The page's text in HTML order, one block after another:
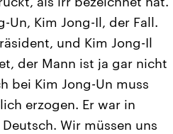
Un, Kim Jong-Il, der Fall.
und Kim Jong-Il
der Mann ist ja gar nicht
bei Kim Jong-Un muss
erzogen. Er war in
Wir müssen uns